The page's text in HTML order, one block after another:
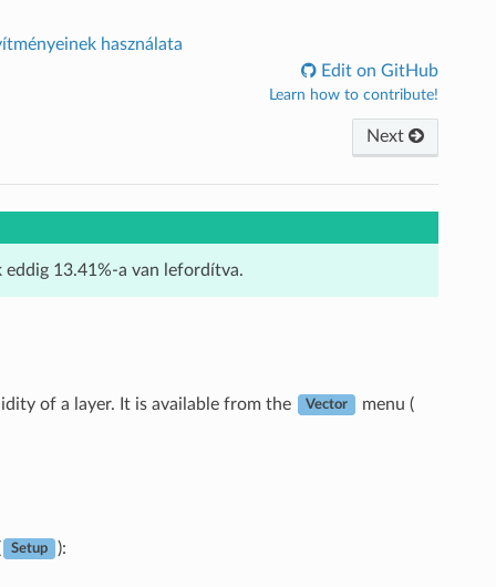
használata
Edit on GitHub
Learn how to contribute!
Next
eddig 13.41%-a van lefordítva.
of a layer. It is available from the Vector menu (
Setup ):